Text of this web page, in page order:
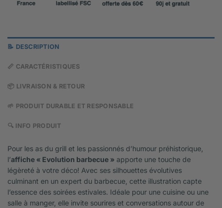
📝 DESCRIPTION
📏 CARACTÉRISTIQUES
📦 LIVRAISON & RETOUR
🌱 PRODUIT DURABLE ET RESPONSABLE
🔍 INFO PRODUIT
Pour les as du grill et les passionnés d’humour préhistorique,
l’affiche « Evolution barbecue » apporte une touche de
légèreté à votre déco! Avec ses silhouettes évolutives
culminant en un expert du barbecue, cette illustration capte
l’essence des soirées estivales. Idéale pour une cuisine ou une
salle à manger, elle invite sourires et conversations autour de